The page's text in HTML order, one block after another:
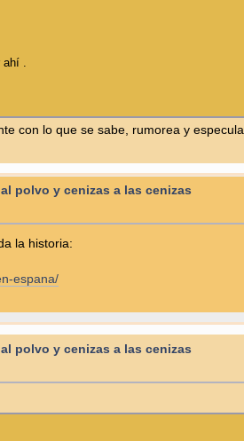
ahí .
con lo que se sabe, rumorea y especula.
polvo y cenizas a las cenizas
la historia:
espana/
polvo y cenizas a las cenizas